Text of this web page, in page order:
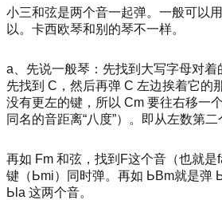
小三和弦是两个音一起弹。一般可以
以。卡西欧琴和别的琴不一样。
a、先说一般琴：先找到大写字母对着
先找到 C，然后再弹 C 左边挨着它的
没有更左的键，所以 Cm 要往右移一
同名的音距离“八度”）。即从左数第
再如 Fm 和弦，找到F这个音（也就
键（Ьmi）同时弹。再如 ЬBm就是弹
Ьla 这两个音。